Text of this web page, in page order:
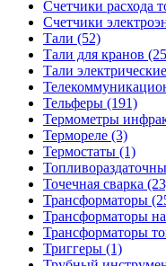
Счетчики расхода
Счетчики
Тали (52)
Тали для кранов
Тали
Тельферы (191)
Термометры
Термореле (3)
Термостаты (1)
Точечная сварка
Трансформаторы
Трансформаторы
Трансформаторы
Триггеры (1)